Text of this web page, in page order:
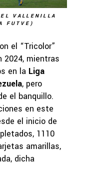
VALLENILLA
FUTVE)
el “Tricolor”
2024, mientras
en la Liga
, pero
el banquillo.
en este
el inicio de
1110
amarillas,
dicha